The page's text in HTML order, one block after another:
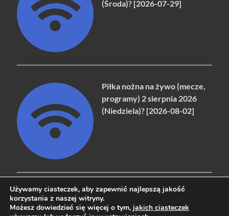
(Środa)? [2026-07-29]
Piłka nożna na żywo (mecze,
programy) 2 sierpnia 2026
(Niedziela)? [2026-08-02]
Copyright © 2026naziemna.info - Telewizja cyfrowa, Radio,
Używamy ciasteczek, aby zapewnić najlepszą jakość
korzystania z naszej witryny.
Możesz dowiedzieć się więcej o tym, jakich ciasteczek